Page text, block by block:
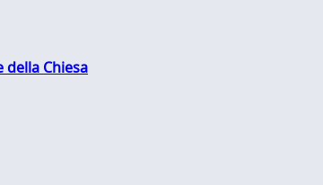
Chiesa